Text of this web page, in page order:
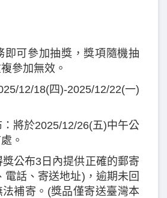
即可參加抽獎，獎項隨機抽
參加無效。
12/18(四)-2025/12/22(一)
將於2025/12/26(五)中午公
。
公布3日內提供正確的郵寄
電話、寄送地址)，逾期未回
補寄。(獎品僅寄送臺灣本